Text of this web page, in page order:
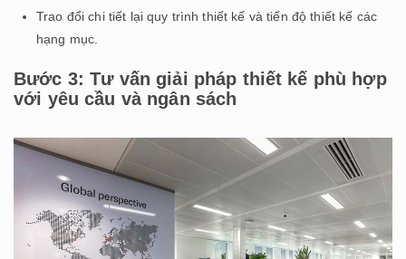
Trao đổi chi tiết lại quy trình thiết kế và tiến độ thiết kế các
hạng mục.
Bước 3: Tư vấn giải pháp thiết kế phù hợp
với yêu cầu và ngân sách